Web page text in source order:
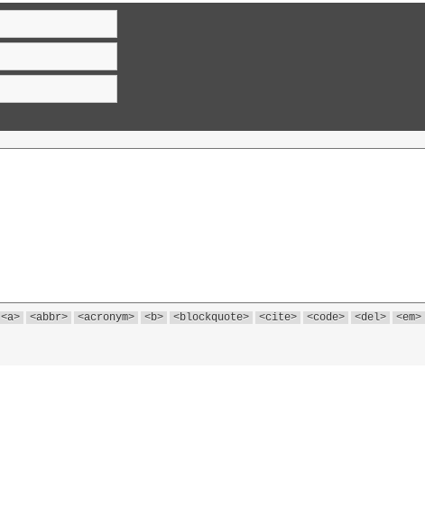
<a> <abbr> <acronym> <b> <blockquote> <cite> <code> <del> <em>